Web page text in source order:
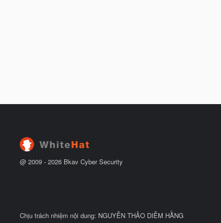
@ 2009 - 2026 Bkav Cyber Security
Chịu trách nhiệm nội dung: NGUYỄN THẢO DIỄM HẰNG